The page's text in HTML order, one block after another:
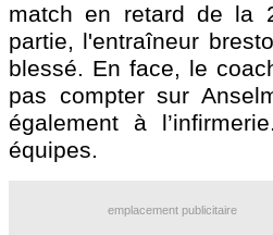
match en retard de la
partie, l'entraîneur
blessé. En face, le
pas compter sur
également à
équipes.
emplacement publicitaire